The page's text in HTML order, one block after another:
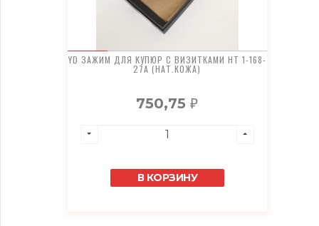
YD ЗАЖИМ ДЛЯ КУПЮР С ВИЗИТКАМИ HT 1-168-
27A (НАТ.КОЖА)
750,75₽
В КОРЗИНУ